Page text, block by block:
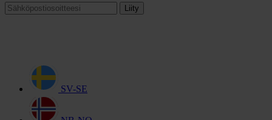
Liity
SV-SE